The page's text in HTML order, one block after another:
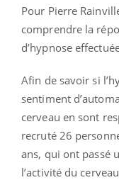
Pour Pierre
comprendre la
d’hypnose
Afin de savoir si
sentiment
cerveau en sont
recruté 26
ans, qui ont passé
l’activité du